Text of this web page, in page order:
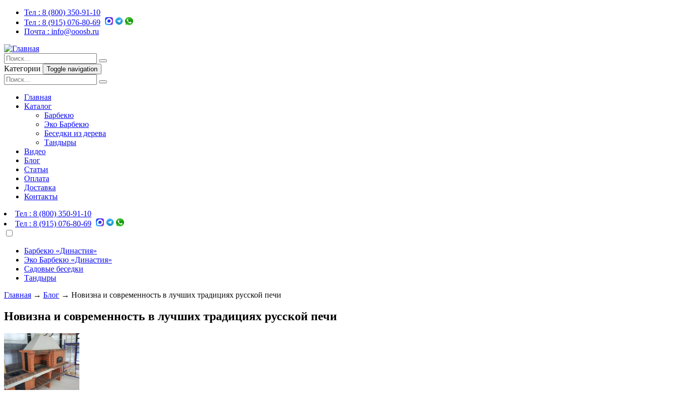
Тел : 8 (800) 350-91-10
Тел : 8 (915) 076-80-69
Почта : info@ooosb.ru
Категории Toggle navigation
Главная
Каталог
Барбекю
Эко Барбекю
Беседки из дерева
Тандыры
Видео
Блог
Статьи
Оплата
Доставка
Контакты
Тел : 8 (800) 350-91-10
Тел : 8 (915) 076-80-69
Барбекю «Династия»
Эко Барбекю «Династия»
Садовые беседки
Тандыры
Главная → Блог → Новизна и современность в лучших традициях русской печи
Новизна и современность в лучших традициях русской печи